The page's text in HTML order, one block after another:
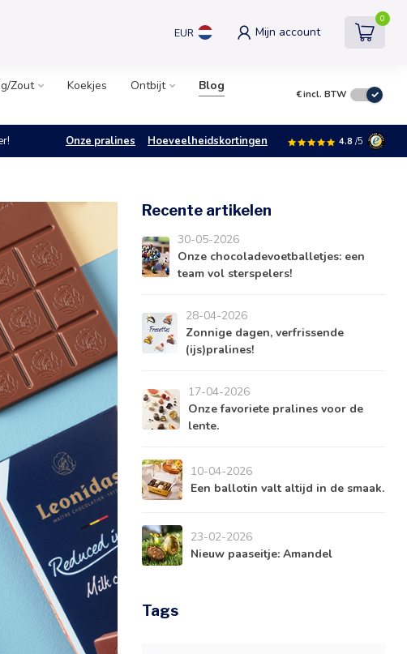
EUR Mijn account
0
Zout Koekjes Ontbijt
Blog
€incl. BTW
Onze pralines Hoeveelheidskortingen 4.8 /5
Recente artikelen
30-05-2026
Onze chocoladevoetballetjes: een
team vol sterspelers!
28-04-2026
Zonnige dagen, verfrissende
(ijs)pralines!
17-04-2026
Onze favoriete pralines voor de
lente.
10-04-2026
Een ballotin valt altijd in de smaak.
23-02-2026
Nieuw paaseitje: Amandel
Tags